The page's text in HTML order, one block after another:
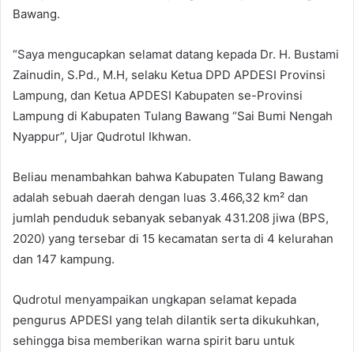
Bawang.
“Saya mengucapkan selamat datang kepada Dr. H. Bustami
Zainudin, S.Pd., M.H, selaku Ketua DPD APDESI Provinsi
Lampung, dan Ketua APDESI Kabupaten se-Provinsi
Lampung di Kabupaten Tulang Bawang “Sai Bumi Nengah
Nyappur”, Ujar Qudrotul Ikhwan.
Beliau menambahkan bahwa Kabupaten Tulang Bawang
adalah sebuah daerah dengan luas 3.466,32 km² dan
jumlah penduduk sebanyak sebanyak 431.208 jiwa (BPS,
2020) yang tersebar di 15 kecamatan serta di 4 kelurahan
dan 147 kampung.
Qudrotul menyampaikan ungkapan selamat kepada
pengurus APDESI yang telah dilantik serta dikukuhkan,
sehingga bisa memberikan warna spirit baru untuk